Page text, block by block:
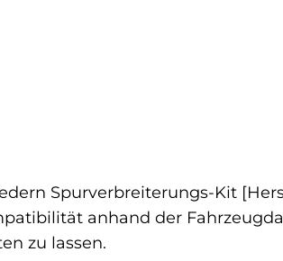
Spurverbreiterungs-Kit
anhand der
zu lassen.